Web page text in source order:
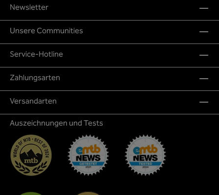
Newsletter
Unsere Communities
Service-Hotline
Zahlungsarten
Versandarten
Auszeichnungen und Tests